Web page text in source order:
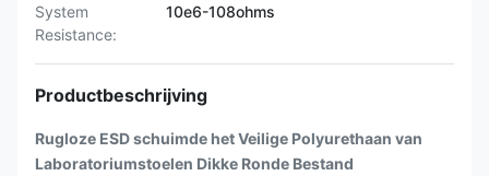
System
Resistance:
10e6-108ohms
Productbeschrijving
Rugloze ESD schuimde het Veilige Polyurethaan van
Laboratoriumstoelen Dikke Ronde Bestand